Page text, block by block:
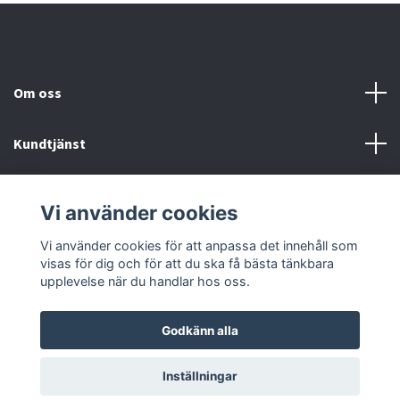
Om oss
Kundtjänst
Sociala medier
© 2026 Onstyle
Vi använder cookies
Vi använder cookies för att anpassa det innehåll som
visas för dig och för att du ska få bästa tänkbara
upplevelse när du handlar hos oss.
Godkänn alla
Inställningar